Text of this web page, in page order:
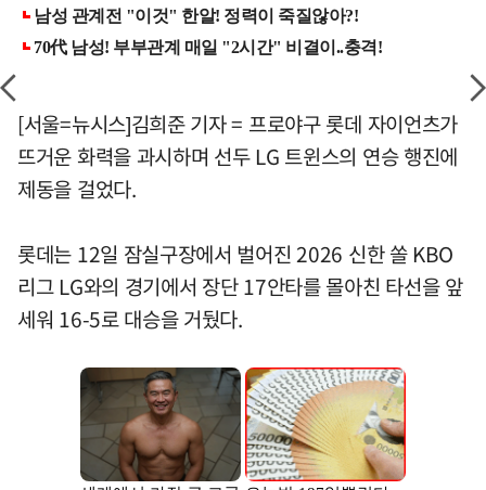
[서울=뉴시스]김희준 기자 = 프로야구 롯데 자이언츠가
뜨거운 화력을 과시하며 선두 LG 트윈스의 연승 행진에
제동을 걸었다.
롯데는 12일 잠실구장에서 벌어진 2026 신한 쏠 KBO
리그 LG와의 경기에서 장단 17안타를 몰아친 타선을 앞
세워 16-5로 대승을 거뒀다.